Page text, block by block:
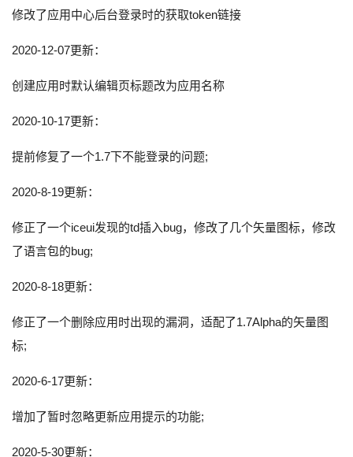
修改了应用中心后台登录时的获取token链接
2020-12-07更新：
创建应用时默认编辑页标题改为应用名称
2020-10-17更新：
提前修复了一个1.7下不能登录的问题;
2020-8-19更新：
修正了一个iceui发现的td插入bug，修改了几个矢量图标，修改
了语言包的bug;
2020-8-18更新：
修正了一个删除应用时出现的漏洞，适配了1.7Alpha的矢量图
标;
2020-6-17更新：
增加了暂时忽略更新应用提示的功能;
2020-5-30更新：